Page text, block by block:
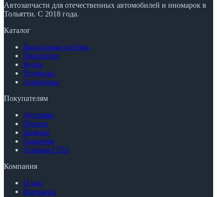
Автозапчасти для отечественных автомобилей и иномарок в
Тольятти. С 2018 года.
Каталог
Выхлопная система
Двигатели
Кузов
Подвеска
Электрика
Покупателям
Доставка
Оплата
Возврат
Гарантия
Условия СТО
Компания
О нас
Контакты